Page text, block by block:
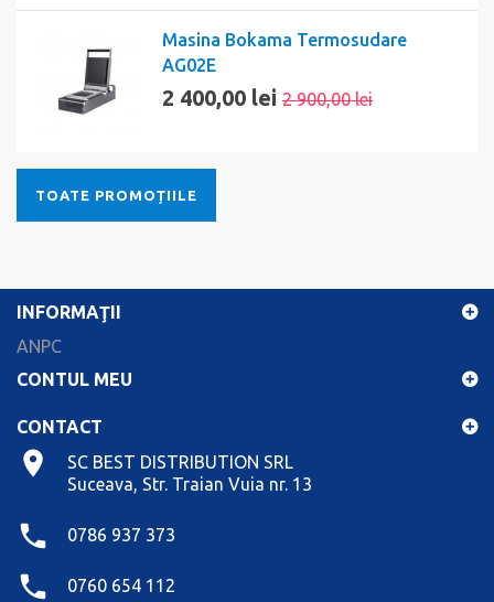
Masina Bokama Termosudare
AG02E
2 400,00 lei 2 900,00 lei
TOATE PROMOȚIILE
INFORMAŢII
ANPC
CONTUL MEU
CONTACT
SC BEST DISTRIBUTION SRL
Suceava, Str. Traian Vuia nr. 13
0786 937 373
0760 654 112